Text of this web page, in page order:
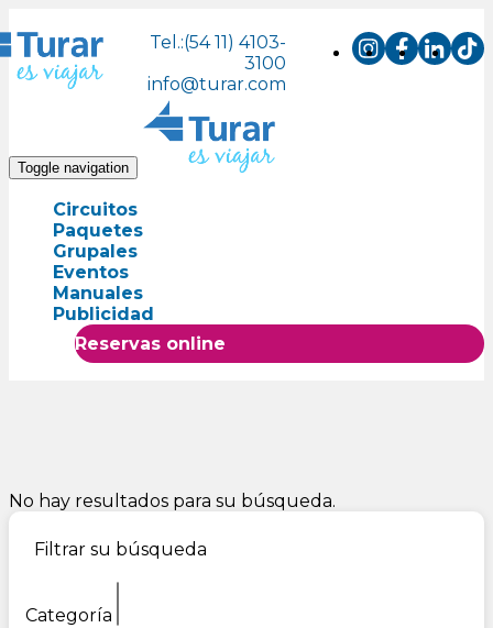
Tel.:(54 11) 4103-
3100
info@turar.com
Toggle navigation
Circuitos
Paquetes
Grupales
Eventos
Manuales
Publicidad
Reservas online
No hay resultados para su búsqueda.
Filtrar su búsqueda
Categoría